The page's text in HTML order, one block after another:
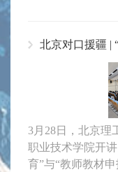
3月28日，北京理
职业技术学院开
育”与“教师教材